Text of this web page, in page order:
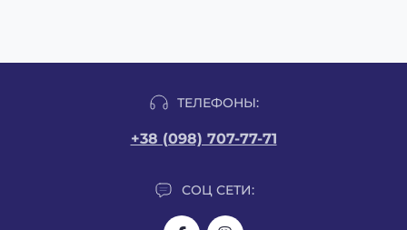
ТЕЛЕФОНЫ:
+38 (098) 707-77-71
СОЦ СЕТИ: